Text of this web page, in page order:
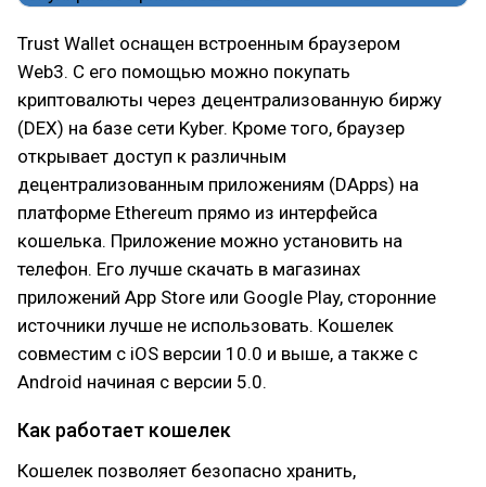
Trust Wallet оснащен встроенным браузером
Web3. С его помощью можно покупать
криптовалюты через децентрализованную биржу
(DEX) на базе сети Kyber. Кроме того, браузер
открывает доступ к различным
децентрализованным приложениям (DApps) на
платформе Ethereum прямо из интерфейса
кошелька. Приложение можно установить на
телефон. Его лучше скачать в магазинах
приложений App Store или Google Play, сторонние
источники лучше не использовать. Кошелек
совместим с iOS версии 10.0 и выше, а также с
Android начиная с версии 5.0.
Как работает кошелек
Кошелек позволяет безопасно хранить,